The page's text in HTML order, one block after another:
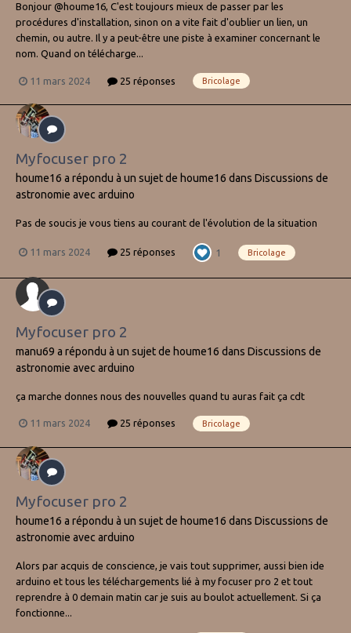
Bonjour @houme16, C'est toujours mieux de passer par les
procédures d'installation, sinon on a vite fait d'oublier un lien, un
chemin, ou autre. Il y a peut-être une piste à examiner concernant le
nom. Quand on télécharge...
11 mars 2024 25 réponses Bricolage
Myfocuser pro 2
houme16 a répondu à un sujet de houme16 dans Discussions de
astronomie avec arduino
Pas de soucis je vous tiens au courant de l'évolution de la situation
11 mars 2024 25 réponses 1 Bricolage
Myfocuser pro 2
manu69 a répondu à un sujet de houme16 dans Discussions de
astronomie avec arduino
ça marche donnes nous des nouvelles quand tu auras fait ça cdt
11 mars 2024 25 réponses Bricolage
Myfocuser pro 2
houme16 a répondu à un sujet de houme16 dans Discussions de
astronomie avec arduino
Alors par acquis de conscience, je vais tout supprimer, aussi bien ide
arduino et tous les téléchargements lié à my focuser pro 2 et tout
reprendre à 0 demain matin car je suis au boulot actuellement. Si ça
fonctionne...